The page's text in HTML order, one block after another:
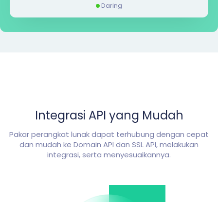
Daring
Integrasi API yang Mudah
Pakar perangkat lunak dapat terhubung dengan cepat
dan mudah ke Domain API dan SSL API, melakukan
integrasi, serta menyesuaikannya.